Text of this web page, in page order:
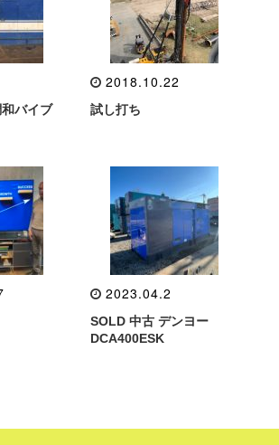
バイブ
2018.10.22
試し打ち
2023.04.2
SOLD 中古 デンヨー
DCA400ESK